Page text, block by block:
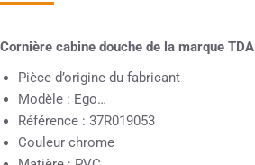
Cornière cabine douche de la marque TDA
Pièce d’origine du fabricant
Modèle : Ego…
Référence : 37R019053
Couleur chrome